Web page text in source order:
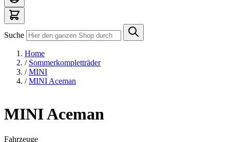
Suche
Home
/ Sommerkompletträder
/ MINI
/ MINI Aceman
MINI Aceman
Fahrzeuge